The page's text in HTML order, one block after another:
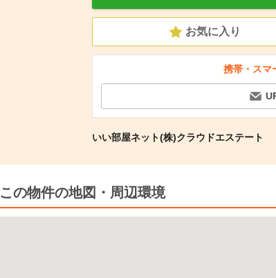
お気に入り
携帯・スマ
いい部屋ネット(株)クラウドエステート
この物件の地図・周辺環境